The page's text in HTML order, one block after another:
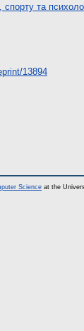
та
13894
Science at the